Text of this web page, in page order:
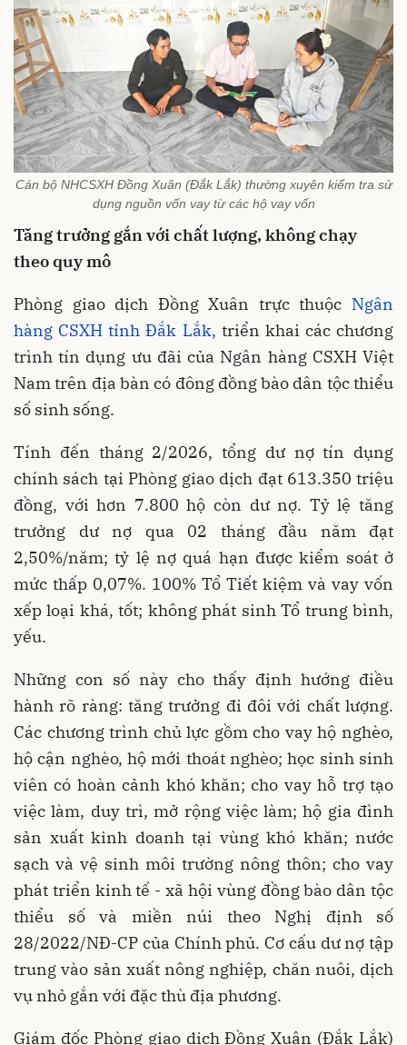
Cán bộ NHCSXH Đồng Xuân (Đắk Lắk) thường xuyên kiểm tra sử
dụng nguồn vốn vay từ các hộ vay vốn
Tăng trưởng gắn với chất lượng, không chạy
theo quy mô
Phòng giao dịch Đồng Xuân trực thuộc Ngân
hàng CSXH tỉnh Đắk Lắk, triển khai các chương
trình tín dụng ưu đãi của Ngân hàng CSXH Việt
Nam trên địa bàn có đông đồng bào dân tộc thiểu
số sinh sống.
Tính đến tháng 2/2026, tổng dư nợ tín dụng
chính sách tại Phòng giao dịch đạt 613.350 triệu
đồng, với hơn 7.800 hộ còn dư nợ. Tỷ lệ tăng
trưởng dư nợ qua 02 tháng đầu năm đạt
2,50%/năm; tỷ lệ nợ quá hạn được kiểm soát ở
mức thấp 0,07%. 100% Tổ Tiết kiệm và vay vốn
xếp loại khá, tốt; không phát sinh Tổ trung bình,
yếu.
Những con số này cho thấy định hướng điều
hành rõ ràng: tăng trưởng đi đôi với chất lượng.
Các chương trình chủ lực gồm cho vay hộ nghèo,
hộ cận nghèo, hộ mới thoát nghèo; học sinh sinh
viên có hoàn cảnh khó khăn; cho vay hỗ trợ tạo
việc làm, duy trì, mở rộng việc làm; hộ gia đình
sản xuất kinh doanh tại vùng khó khăn; nước
sạch và vệ sinh môi trường nông thôn; cho vay
phát triển kinh tế - xã hội vùng đồng bào dân tộc
thiểu số và miền núi theo Nghị định số
28/2022/NĐ-CP của Chính phủ. Cơ cấu dư nợ tập
trung vào sản xuất nông nghiệp, chăn nuôi, dịch
vụ nhỏ gắn với đặc thù địa phương.
Giám đốc Phòng giao dịch Đồng Xuân (Đắk Lắk)